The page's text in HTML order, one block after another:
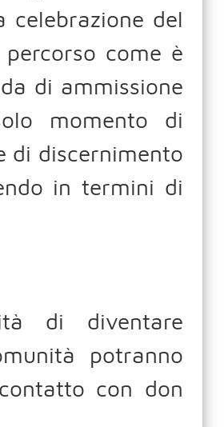
del
come è
di ammissione
momento di
di discernimento
in termini di
di diventare
potranno
con don